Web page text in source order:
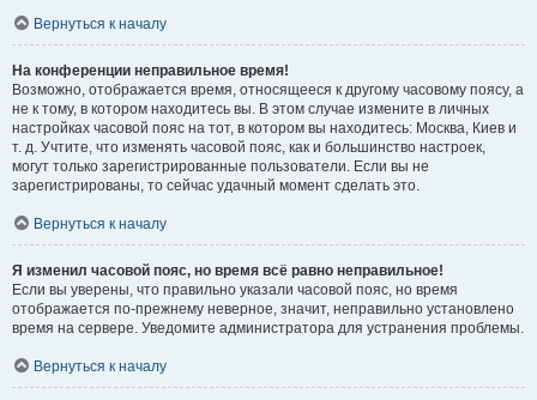
Вернуться к началу
На конференции неправильное время!
Возможно, отображается время, относящееся к другому часовому поясу, а
не к тому, в котором находитесь вы. В этом случае измените в личных
настройках часовой пояс на тот, в котором вы находитесь: Москва, Киев и
т. д. Учтите, что изменять часовой пояс, как и большинство настроек,
могут только зарегистрированные пользователи. Если вы не
зарегистрированы, то сейчас удачный момент сделать это.
Вернуться к началу
Я изменил часовой пояс, но время всё равно неправильное!
Если вы уверены, что правильно указали часовой пояс, но время
отображается по-прежнему неверное, значит, неправильно установлено
время на сервере. Уведомите администратора для устранения проблемы.
Вернуться к началу